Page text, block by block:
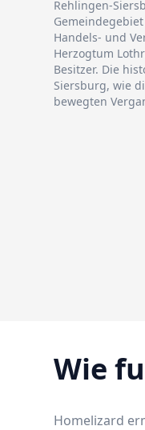
Rehlingen-
Handels- und
Herzogtum
Besitzer. Die
Siersburg, wie
bewegten
Wie
Homelizard